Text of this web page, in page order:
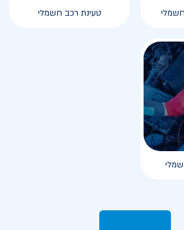
טעינת רכב חשמלי